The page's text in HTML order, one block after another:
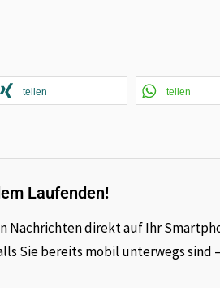
teilen teilen
Laufenden!
Nachrichten direkt auf Ihr
Sie bereits mobil unterwegs sind